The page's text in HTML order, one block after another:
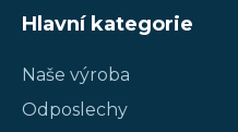
Hlavní kategorie
Naše výroba
Odposlechy